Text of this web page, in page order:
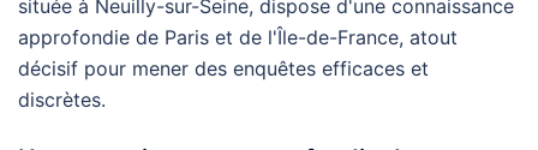
située à Neuilly-sur-Seine, dispose d'une connaissance
approfondie de Paris et de l'Île-de-France, atout
décisif pour mener des enquêtes efficaces et
discrètes.